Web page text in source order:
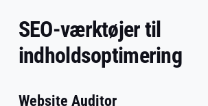
SEO-værktøjer til
indholdsoptimering
Website Auditor